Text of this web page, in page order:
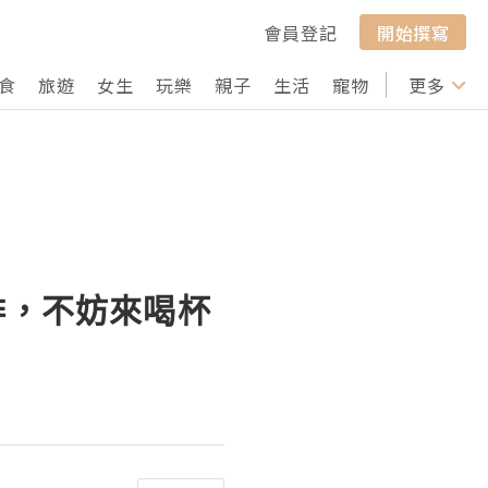
會員登記
開始撰寫
旅遊 女生 玩樂 親子 生活 寵物 行山 打卡
更多
不妨來喝杯